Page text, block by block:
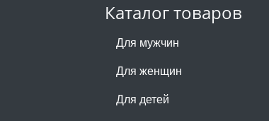
Каталог товаров
Для мужчин
Для женщин
Для детей